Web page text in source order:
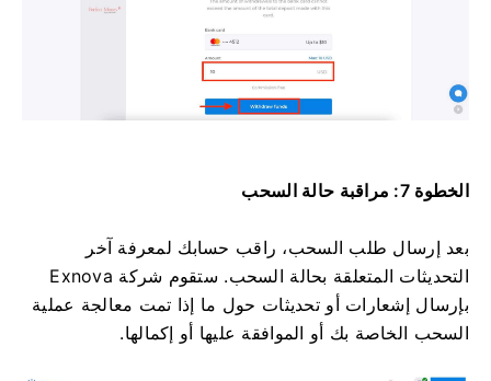
الخطوة 7: مراقبة حالة السحب
بعد إرسال طلب السحب، راقب حسابك لمعرفة آخر
التحديثات المتعلقة بحالة السحب. ستقوم شركة Exnova
بإرسال إشعارات أو تحديثات حول ما إذا تمت معالجة عملية
السحب الخاصة بك أو الموافقة عليها أو إكمالها.